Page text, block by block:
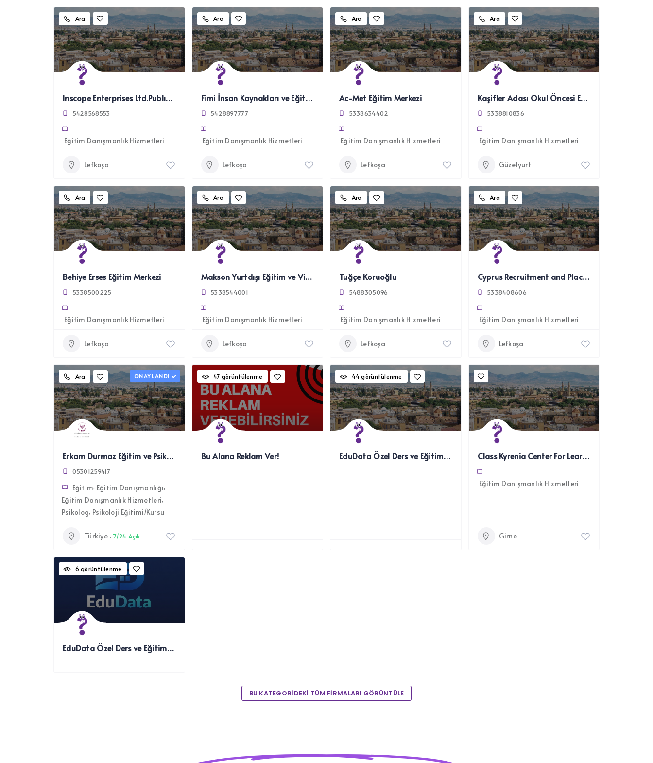
Ara
Inscope Enterprises Ltd.Publıshing-Education And. Consultancy
5428568553
Eğitim Danışmanlık Hizmetleri
Lefkoşa
Ara
Fimi İnsan Kaynakları ve Eğitim Danışmanlığı
5428897777
Eğitim Danışmanlık Hizmetleri
Lefkoşa
Ara
Ac-Met Eğitim Merkezi
5338634402
Eğitim Danışmanlık Hizmetleri
Lefkoşa
Ara
Kaşifler Adası Okul Öncesi Eğitim Merkezi
5338810836
Eğitim Danışmanlık Hizmetleri
Güzelyurt
Ara
Behiye Erses Eğitim Merkezi
5338500225
Eğitim Danışmanlık Hizmetleri
Lefkoşa
Ara
Makson Yurtdışı Eğitim ve Vizedanışmanlığı Ltd.
5338544001
Eğitim Danışmanlık Hizmetleri
Lefkoşa
Ara
Tuğçe Koruoğlu
5488305096
Eğitim Danışmanlık Hizmetleri
Lefkoşa
Ara
Cyprus Recruitment and Placement Consultancy
5338408606
Eğitim Danışmanlık Hizmetleri
Lefkoşa
Ara ONAYLANDI
Erkam Durmaz Eğitim ve Psikoloji Danışmanı
05301259417
Eğitim Eğitim Danışmanlığı
Eğitim Danışmanlık Hizmetleri
Psikolog Psikoloji Eğitimi/Kursu
Türkiye 7/24 Açık
47 görüntülenme
Bu Alana Reklam Ver!
44 görüntülenme
EduData Özel Ders ve Eğitim Uygulaması Class Kyrenia Center For Learning & Support Services
Eğitim Danışmanlık Hizmetleri
Girne
6 görüntülenme
EduData Özel Ders ve Eğitim Uygulaması
BU KATEGORİDEKİ TÜM FİRMALARI GÖRÜNTÜLE